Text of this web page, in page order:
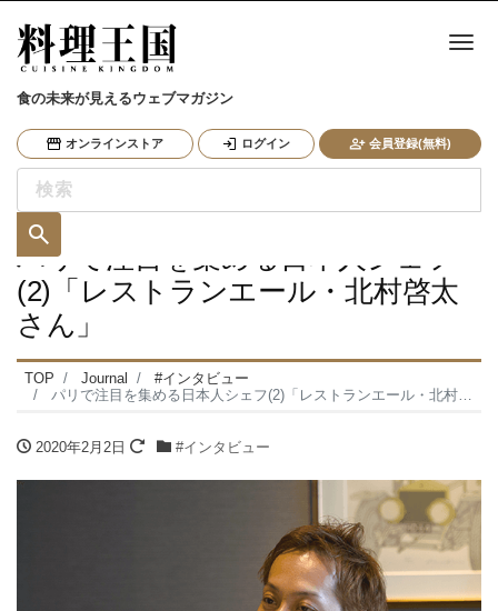
食の未来が見えるウェブマガジン
オンラインストア ログイン 会員登録(無料)
ナ
パリで注目を集める日本人シェフ
(2)「レストランエール・北村啓太
さん」
TOP Journal
#インタビュー
パリで注目を集める日本人シェフ(2)「レストランエール・北村啓太さん」
2020年2月2日 #インタビュー